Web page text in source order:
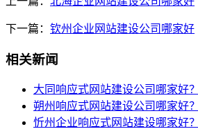
下一篇： 钦州企业网站建设公司哪家好
相关新闻
大同响应式网站建设公司哪家好
朔州响应式网站建设公司哪家好
忻州企业响应式网站建设哪家好